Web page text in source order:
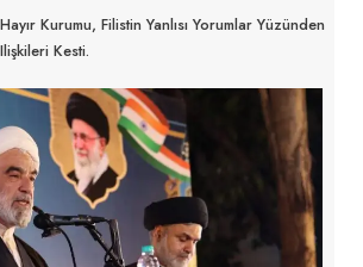
Kurumu, Filistin Yanlısı Yorumlar Yüzünden
Kesti.